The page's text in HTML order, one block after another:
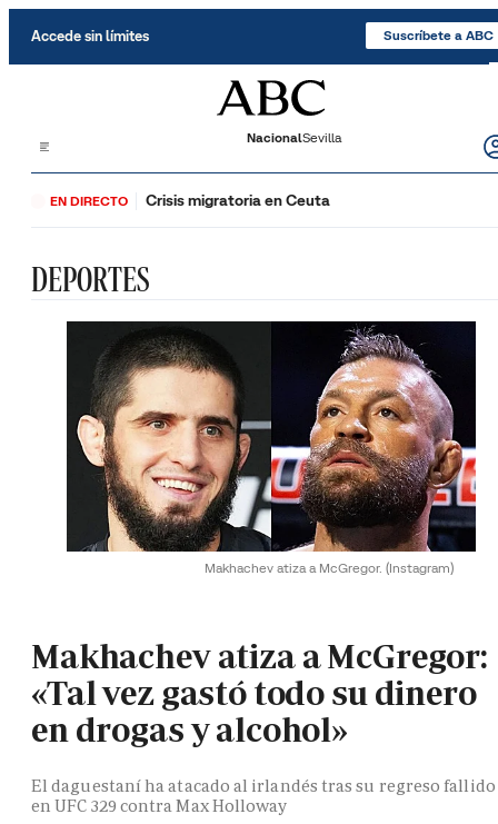
Accede sin límites Suscríbete a ABC
NacionalSevilla
EN DIRECTO Crisis migratoria en Ceuta
DEPORTES
Makhachev atiza a McGregor. (Instagram)
Makhachev atiza a McGregor:
«Tal vez gastó todo su dinero
en drogas y alcohol»
El daguestaní ha atacado al irlandés tras su regreso fallido
en UFC 329 contra Max Holloway